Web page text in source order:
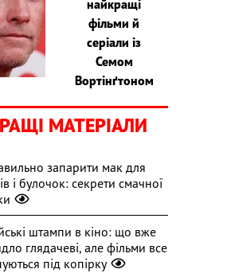
найкращі
фільми й
серіали із
Семом
Вортінґтоном
МАТЕРІАЛИ
запарити мак для
і булочок: секрети смачної
штампи в кіно: що вже
глядачеві, але фільми все
під копірку